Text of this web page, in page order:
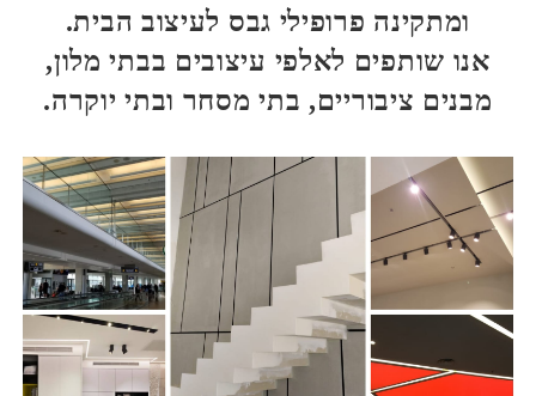
ומתקינה פרופילי גבס לעיצוב הבית.
אנו שותפים לאלפי עיצובים בבתי מלון,
מבנים ציבוריים, בתי מסחר ובתי יוקרה.